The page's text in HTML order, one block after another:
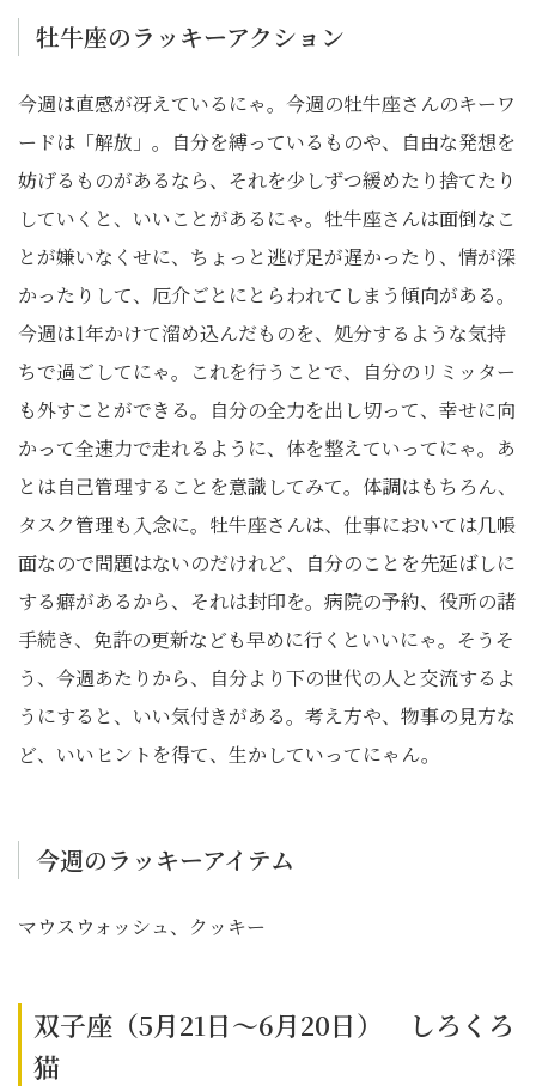
牡牛座のラッキーアクション
今週は直感が冴えているにゃ。今週の牡牛座さんのキーワ
ードは「解放」。自分を縛っているものや、自由な発想を
妨げるものがあるなら、それを少しずつ緩めたり捨てたり
していくと、いいことがあるにゃ。牡牛座さんは面倒なこ
とが嫌いなくせに、ちょっと逃げ足が遅かったり、情が深
かったりして、厄介ごとにとらわれてしまう傾向がある。
今週は1年かけて溜め込んだものを、処分するような気持
ちで過ごしてにゃ。これを行うことで、自分のリミッター
も外すことができる。自分の全力を出し切って、幸せに向
かって全速力で走れるように、体を整えていってにゃ。あ
とは自己管理することを意識してみて。体調はもちろん、
タスク管理も入念に。牡牛座さんは、仕事においては几帳
面なので問題はないのだけれど、自分のことを先延ばしに
する癖があるから、それは封印を。病院の予約、役所の諸
手続き、免許の更新なども早めに行くといいにゃ。そうそ
う、今週あたりから、自分より下の世代の人と交流するよ
うにすると、いい気付きがある。考え方や、物事の見方な
ど、いいヒントを得て、生かしていってにゃん。
今週のラッキーアイテム
マウスウォッシュ、クッキー
双子座（5月21日～6月20日） しろくろ
猫